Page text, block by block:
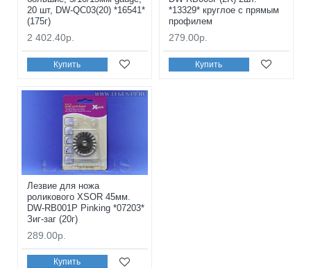
20 шт, DW-QC03(20) *16541*
(175г)
2 402.40р.
Купить
*13329* круглое с прямым
профилем
279.00р.
Купить
Лезвие для ножа
роликового XSOR 45мм.
DW-RB001P Pinking *07203*
Зиг-заг (20г)
289.00р.
Купить